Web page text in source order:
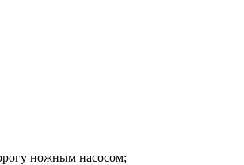
ножным насосом;